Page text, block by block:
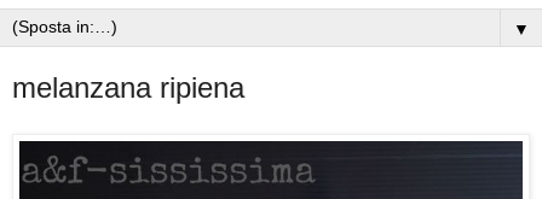
▼
melanzana ripiena